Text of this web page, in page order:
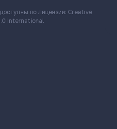
по лицензии: Creative
International